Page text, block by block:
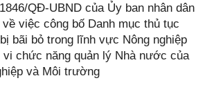
QĐ-UBND của Ủy ban nhân dân
việc công bố Danh mục thủ tục
bãi bỏ trong lĩnh vực Nông nghiệp
vi chức năng quản lý Nhà nước của
và Môi trường